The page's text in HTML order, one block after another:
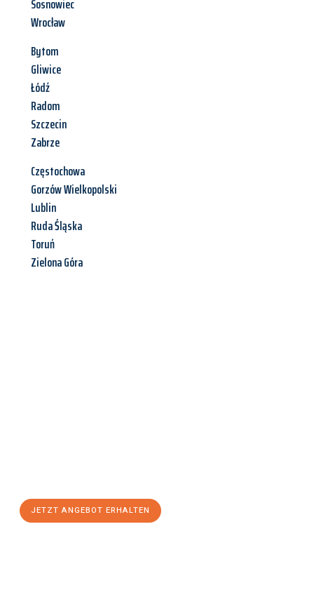
Sosnowiec
Wrocław
Bytom
Gliwice
Łódź
Radom
Szczecin
Zabrze
Częstochowa
Gorzów Wielkopolski
Lublin
Ruda Śląska
Toruń
Zielona Góra
JETZT ANGEBOT ERHALTEN